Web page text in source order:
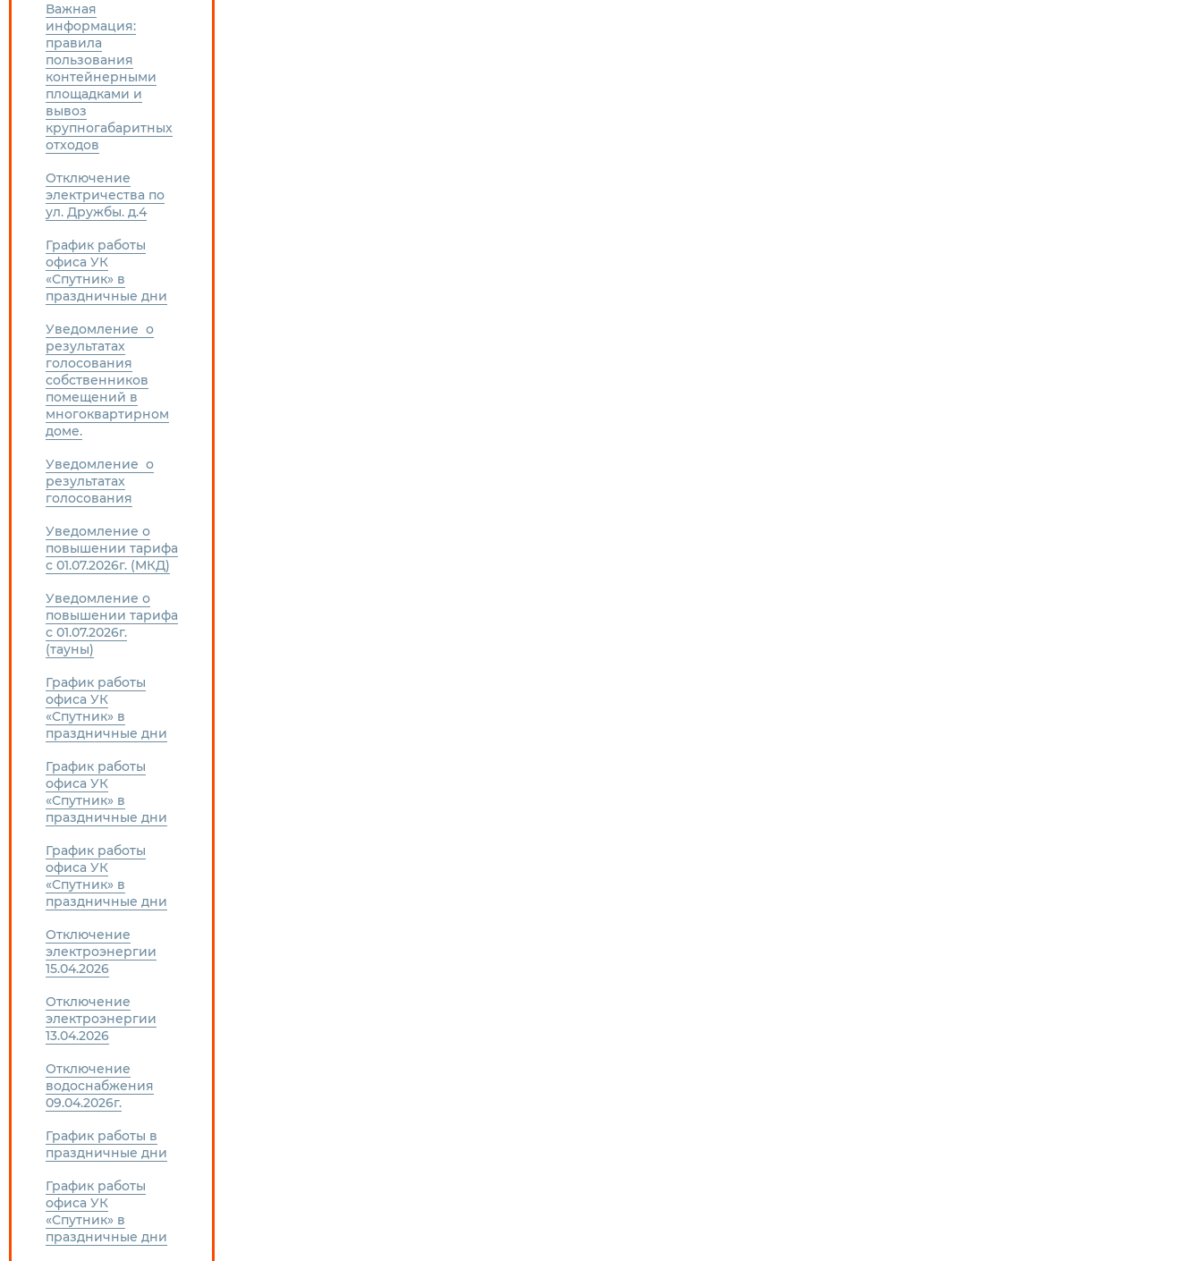
Важная
информация:
правила
пользования
контейнерными
площадками и
вывоз
крупногабаритных
отходов
Отключение
электричества по
ул. Дружбы. д.4
График работы
офиса УК
«Спутник» в
праздничные дни
Уведомление о
результатах
голосования
собственников
помещений в
многоквартирном
доме.
Уведомление о
результатах
голосования
Уведомление о
повышении тарифа
с 01.07.2026г. (МКД)
Уведомление о
повышении тарифа
с 01.07.2026г.
(тауны)
График работы
офиса УК
«Спутник» в
праздничные дни
График работы
офиса УК
«Спутник» в
праздничные дни
График работы
офиса УК
«Спутник» в
праздничные дни
Отключение
электроэнергии
15.04.2026
Отключение
электроэнергии
13.04.2026
Отключение
водоснабжения
09.04.2026г.
График работы в
праздничные дни
График работы
офиса УК
«Спутник» в
праздничные дни